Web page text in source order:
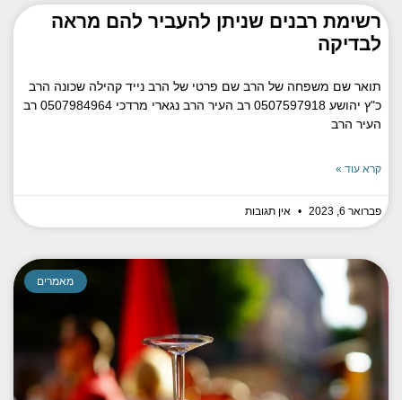
רשימת רבנים שניתן להעביר להם מראה
לבדיקה
תואר שם משפחה של הרב שם פרטי של הרב נייד קהילה שכונה הרב
כ"ץ יהושע 0507597918 רב העיר הרב נגארי מרדכי 0507984964 רב
העיר הרב
קרא עוד »
פברואר 6, 2023 אין תגובות
מאמרים